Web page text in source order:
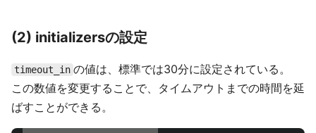
(2) initializersの設定
timeout_in の値は、標準では30分に設定されている。
この数値を変更することで、タイムアウトまでの時間を延
ばすことができる。